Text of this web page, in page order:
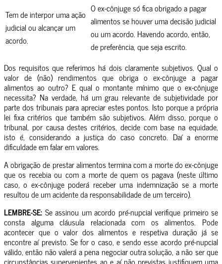
Tem de interpor uma ação
judicial ou alcançar um
acordo.
O ex-cônjuge só fica obrigado a pagar
alimentos se houver uma decisão judicial
ou um acordo. Havendo acordo, então,
de preferência, que seja escrito.
Dos requisitos que referimos há dois claramente subjetivos. Qual o
valor de (não) rendimentos que obriga o ex-cônjuge a pagar
alimentos ao outro? E qual o montante mínimo que o ex-cônjuge
necessita? Na verdade, há um grau relevante de subjetividade por
parte dos tribunais para apreciar estes pontos. Isto porque a própria
lei fixa critérios que também são subjetivos. Além disso, porque o
tribunal, por causa destes critérios, decide com base na equidade,
isto é, considerando a justiça do caso concreto. Daí a enorme
dificuldade em falar em valores.
A obrigação de prestar alimentos termina com a morte do ex-cônjuge
que os recebia ou com a morte de quem os pagava (neste último
caso, o ex-cônjuge poderá receber uma indemnização se a morte
resultou de um acidente da responsabilidade de um terceiro).
LEMBRE-SE: Se assinou um acordo pré-nupcial verifique primeiro se
consta alguma cláusula relacionada com os alimentos. Pode
acontecer que o valor dos alimentos e respetiva duração já se
encontre aí previsto. Se for o caso, e sendo esse acordo pré-nupcial
válido, então não valerá a pena negociar outra solução, a não ser que